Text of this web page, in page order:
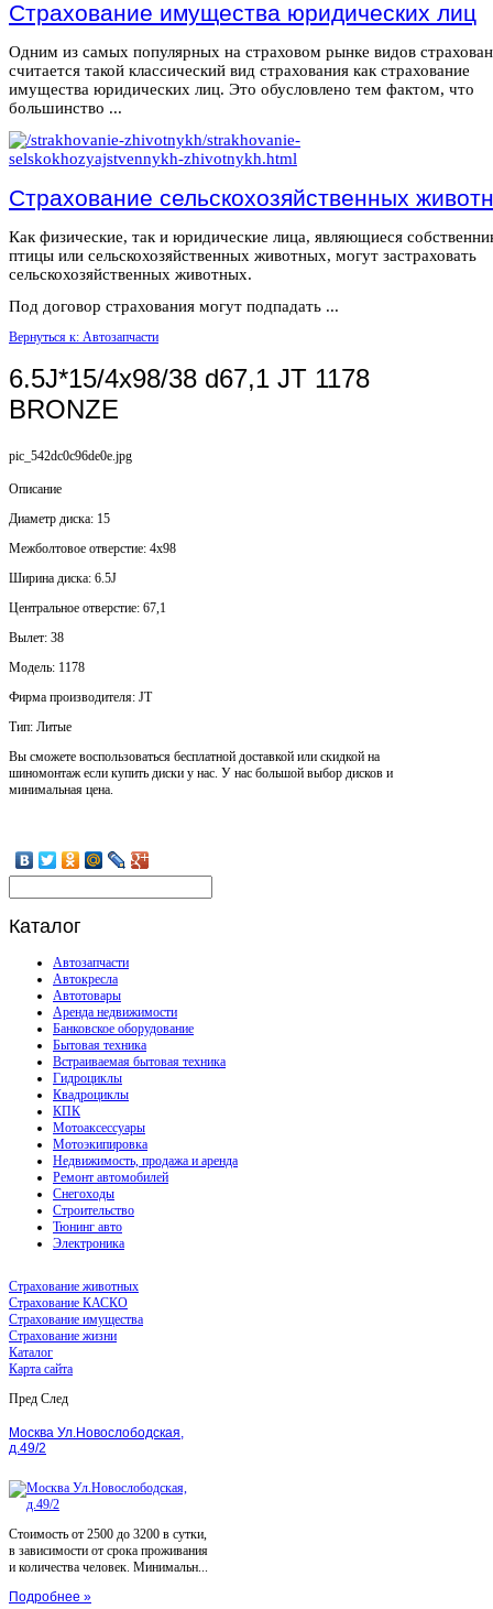
Страхование имущества юридических лиц
Одним из самых популярных на страховом рынке видов
считается такой классический вид страхования как страхование
имущества юридических лиц. Это обусловлено тем фактом, что
большинство ...
Страхование сельскохозяйственных
Как физические, так и юридические лица, являющиеся
птицы или сельскохозяйственных животных, могут застраховать
сельскохозяйственных животных.
Под договор страхования могут подпадать ...
Вернуться к: Автозапчасти
6.5J*15/4x98/38 d67,1 JT 1178
BRONZE
pic_542dc0c96de0e.jpg
Описание
Диаметр диска: 15
Mежболтовое отверстие: 4x98
Ширина диска: 6.5J
Центральное отверстие: 67,1
Вылет: 38
Модель: 1178
Фирма производителя: JT
Тип: Литые
Вы сможете воспользоваться бесплатной доставкой или скидкой на
шиномонтаж если купить диски у нас. У нас большой выбор дисков и
минимальная цена.
Каталог
Автозапчасти
Автокресла
Автотовары
Аренда недвижимости
Банковское оборудование
Бытовая техника
Встраиваемая бытовая техника
Гидроциклы
Квадроциклы
КПК
Мотоаксессуары
Мотоэкипировка
Недвижимость, продажа и аренда
Ремонт автомобилей
Снегоходы
Строительство
Тюнинг авто
Электроника
Страхование животных
Страхование КАСКО
Страхование имущества
Страхование жизни
Каталог
Карта сайта
Пред След
Москва Ул.Новослободская,
д.49/2
Стоимость от 2500 до 3200 в сутки,
в зависимости от срока проживания
и количества человек. Минимальн...
Подробнее »